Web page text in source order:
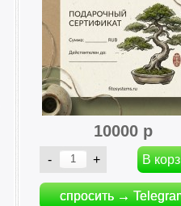
10000 р
спросить →